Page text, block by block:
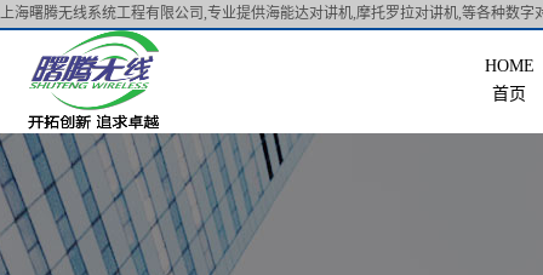
上海曙腾无线系统工程有限公司,专业提供海能达对讲机,摩托罗拉对讲机,等各种数字
首页